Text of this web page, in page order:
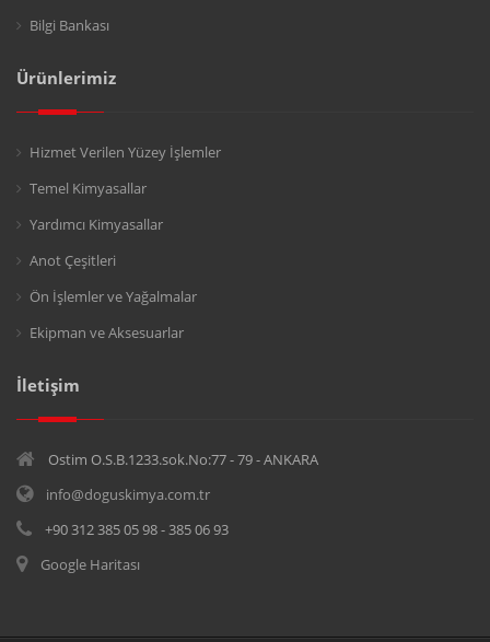
Bilgi Bankası
Ürünlerimiz
Hizmet Verilen Yüzey İşlemler
Temel Kimyasallar
Yardımcı Kimyasallar
Anot Çeşitleri
Ön İşlemler ve Yağalmalar
Ekipman ve Aksesuarlar
İletişim
Ostim O.S.B.1233.sok.No:77 - 79 - ANKARA
info@doguskimya.com.tr
+90 312 385 05 98 - 385 06 93
Google Haritası